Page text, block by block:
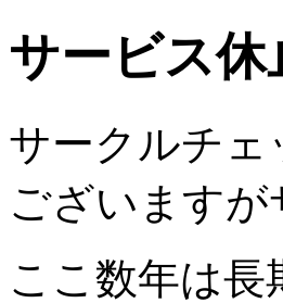
サービス
サークルチェ
ございます
ここ数年は